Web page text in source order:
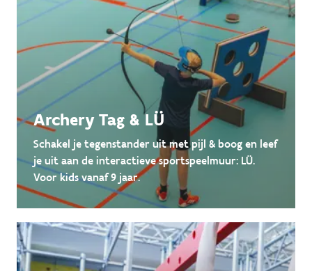
Archery Tag & LÜ
Schakel je tegenstander uit met pijl & boog en leef
je uit aan de interactieve sportspeelmuur: LÜ.
Voor kids vanaf 9 jaar.